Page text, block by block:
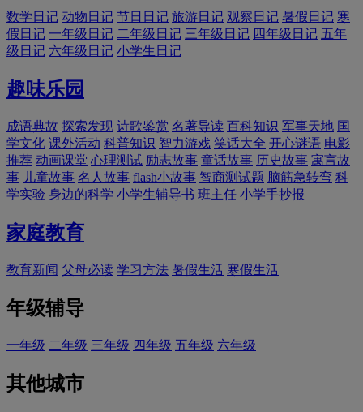
数学日记 动物日记 节日日记 旅游日记 观察日记 暑假日记 寒
假日记 一年级日记 二年级日记 三年级日记 四年级日记 五年
级日记 六年级日记 小学生日记
趣味乐园
成语典故 探索发现 诗歌鉴赏 名著导读 百科知识 军事天地 国
学文化 课外活动 科普知识 智力游戏 笑话大全 开心谜语 电影
推荐 动画课堂 心理测试 励志故事 童话故事 历史故事 寓言故
事 儿童故事 名人故事 flash小故事 智商测试题 脑筋急转弯 科
学实验 身边的科学 小学生辅导书 班主任 小学手抄报
家庭教育
教育新闻 父母必读 学习方法 暑假生活 寒假生活
年级辅导
一年级 二年级 三年级 四年级 五年级 六年级
其他城市